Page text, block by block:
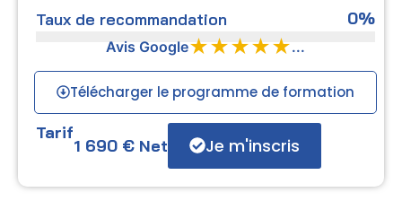
Taux de recommandation 0%
Avis Google★★★★★...
Télécharger le programme de formation
Tarif
1 690 € Net Je m'inscris